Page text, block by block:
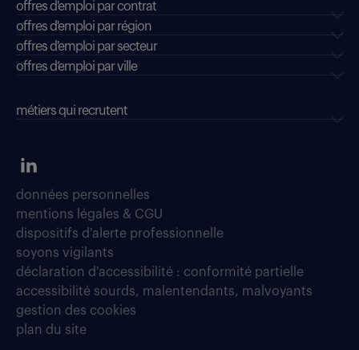
offres d'emploi par contrat
offres d'emploi par région
offres d'emploi par secteur
offres d’emploi par ville
métiers qui recrutent
données personnelles
mentions légales & CGU
dispositifs d'alerte professionnelle
soyons vigilants
déclaration d'accessibilité : conformité partielle
accessibilité sourds, malentendants, malvoyants
gestion des cookies
plan du site